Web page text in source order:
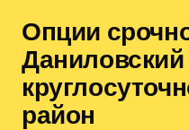
Опции
Даниловский
район